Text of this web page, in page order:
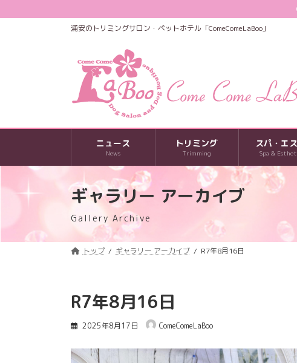
ン
ビ
浦安のトリミングサロン・ペットホテル「ComeComeLaBoo」
ニュース
News
トリミング
Trimming
スパ・エ
Spa &
ギャラリー アーカイブ
Gallery Archive
トップ ギャラリー アーカイブ R7年8月16日
R7年8月16日
2025年8月17日 ComeComeLaBoo